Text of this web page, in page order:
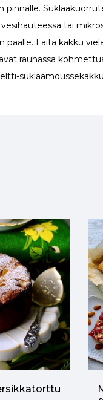
pinnalle.
tai
päälle. Laita kakku
rauhassa